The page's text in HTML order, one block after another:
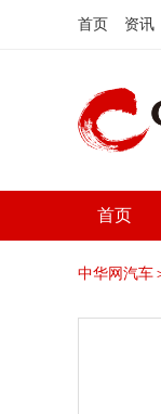
首页 资讯
首页
中华网汽车